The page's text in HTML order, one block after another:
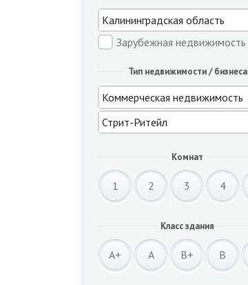
Зарубежная недвижимость
Тип недвижимости / бизнеса
Комнат
1 2 3 4
Класс здания
A+ A B+ B